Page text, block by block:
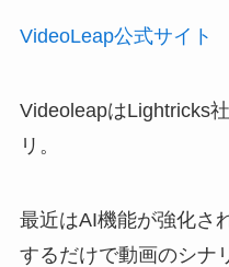
VideoLeap公式サイト
VideoleapはLightricks
リ。
最近はAI機能が強化さ
するだけで動画のシナ